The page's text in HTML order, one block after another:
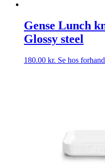
Gense Lunch
Glossy steel
180.00 kr. Se hos